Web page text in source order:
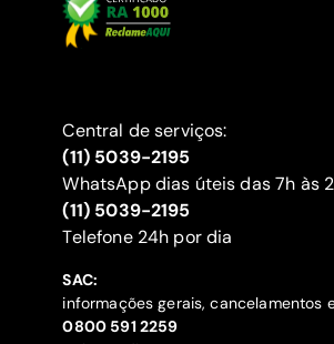
Central de serviços:
(11) 5039-2195
WhatsApp dias úteis das 7h às
(11) 5039-2195
‍Telefone 24h por dia
SAC:
informações gerais, cancelamentos
‍0800 591 2259